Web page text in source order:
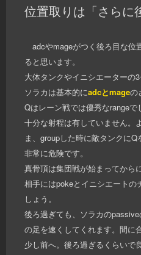
位置取りは「さらに
adcやmageがつく後ろ目な位
ると思います。
大体タンクやイニシエーターの
ソラカは基本的にadcとmageの
Qはレーン戦では優秀なrange
十分な射程は有していません。
ま、groupした時に敵タンクにQ
非常に危険です。
真骨頂は集団戦が始まってから
相手にはpokeとイニシエートの
しょう。
後ろ過ぎても、ソラカの
の足を速くしてくれます。間に
少し前へ。後ろ過ぎるくらいで